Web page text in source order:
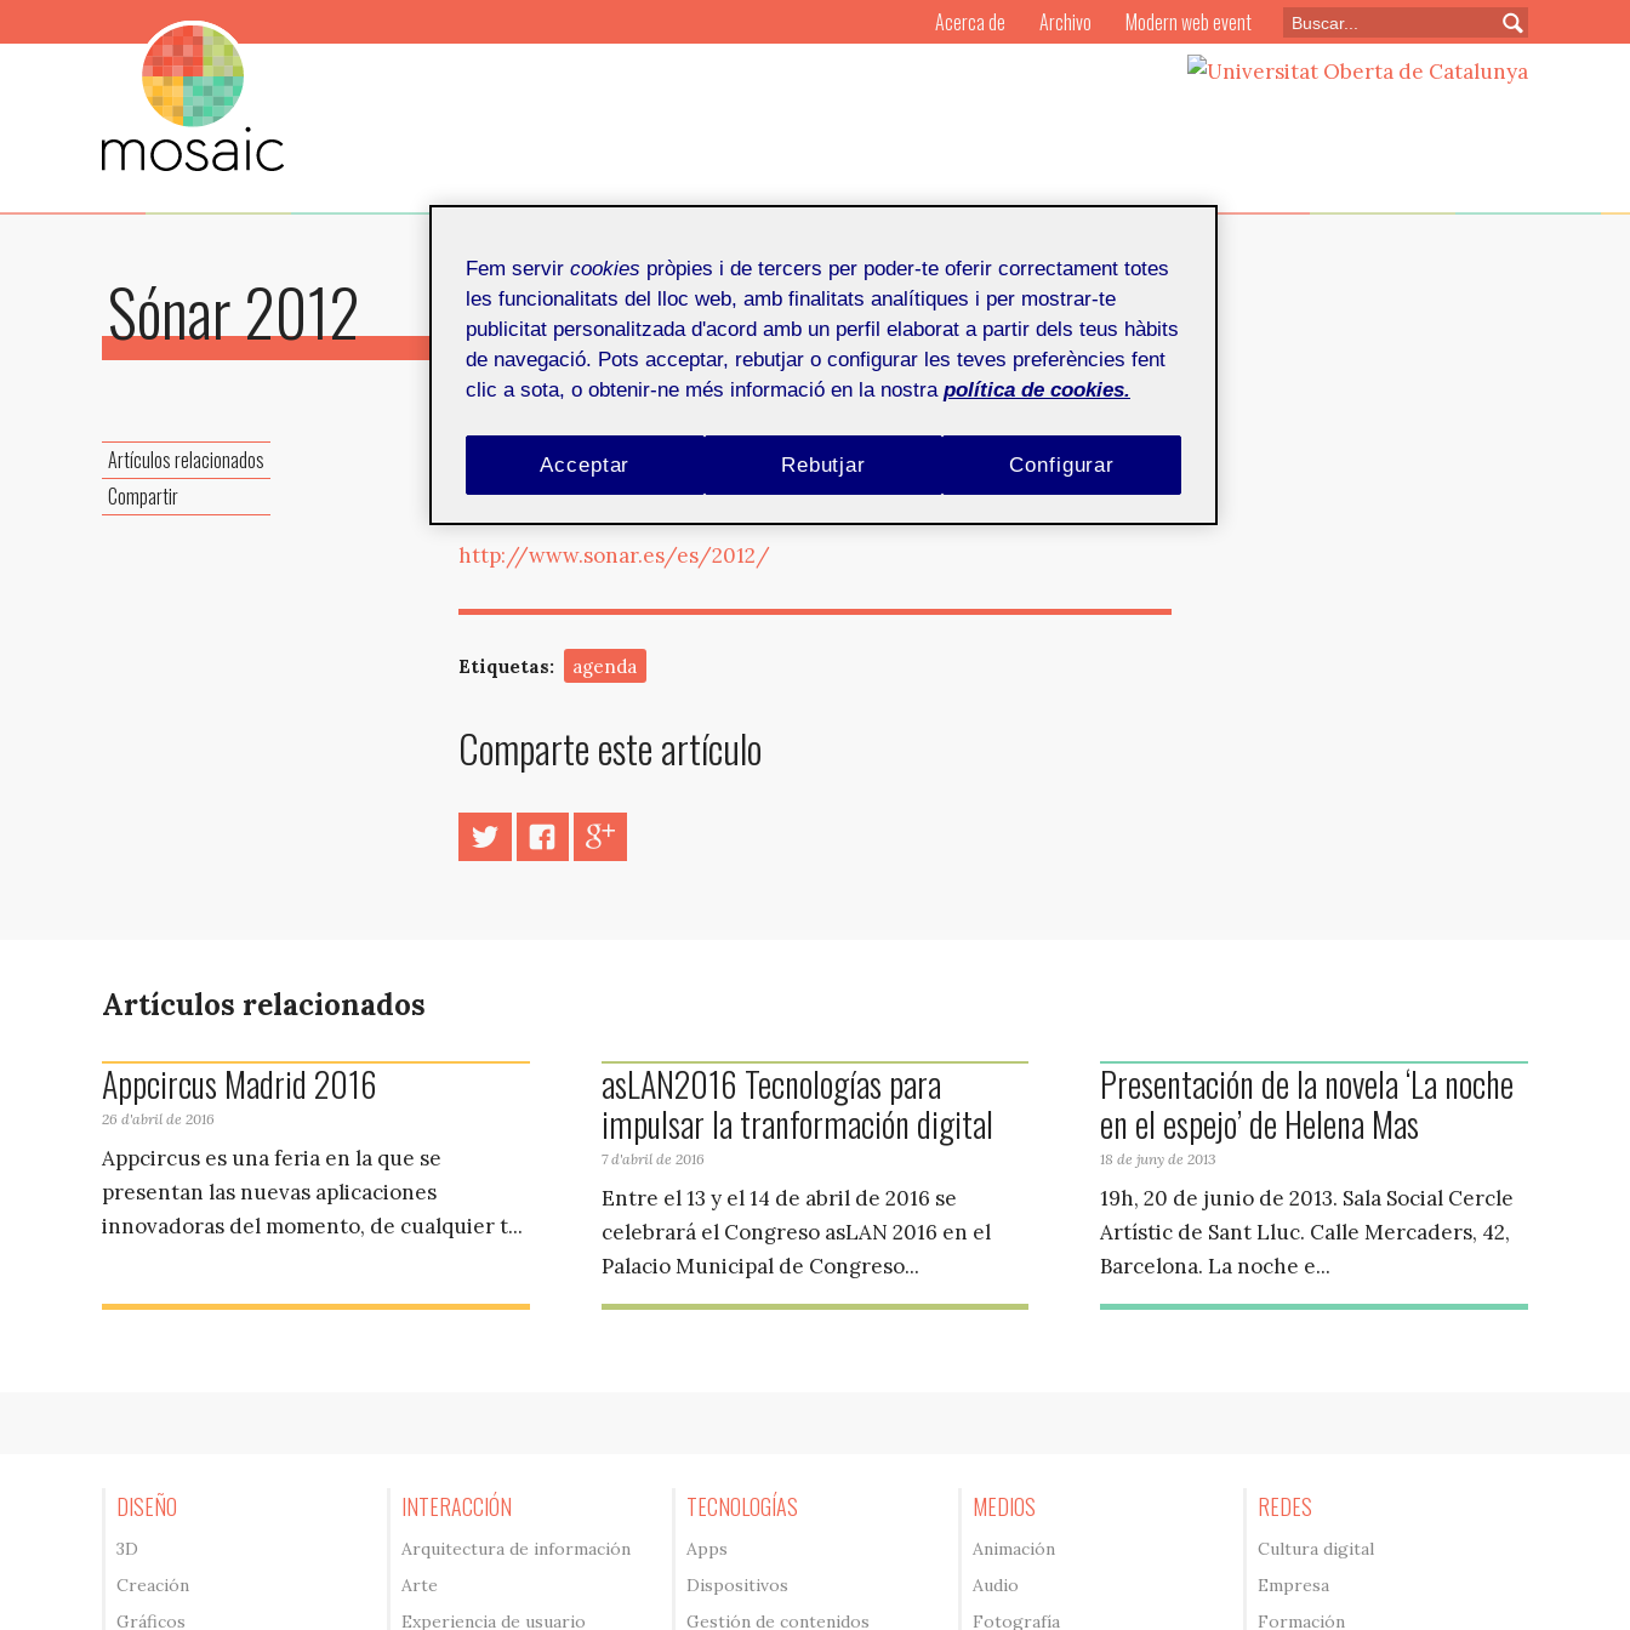
Sónar 2012
Mosaic
Artículos relacionados
Compartir
Del 14 al 16 de junio de 2012
Barcelona, España
http://www.sonar.es/es/2012/
Etiquetas: agenda
Comparte este artículo
Twitter Facebook
Artículos relacionados
Appcircus Madrid 2016
26 d'abril de 2016
Appcircus es una feria en la que se
presentan las nuevas aplicaciones
innovadoras del momento, de cualquier t...
asLAN2016 Tecnologías para
impulsar la tranformación digital
7 d'abril de 2016
Entre el 13 y el 14 de abril de 2016 se
celebrará el Congreso asLAN 2016 en el
Palacio Municipal de Congreso...
Presentación de la novela ‘La noche
en el espejo’ de Helena Mas
18 de juny de 2013
19h, 20 de junio de 2013. Sala Social Cercle
Artístic de Sant Lluc. Calle Mercaders, 42,
Barcelona. La noche e...
DISEÑO
3D
Creación
Gráficos
INTERACCIÓN
Arquitectura de información
Arte
Experiencia de usuario
TECNOLOGÍAS
Apps
Dispositivos
Gestión de contenidos
MEDIOS
Animación
Audio
Fotografía
REDES
Cultura digital
Empresa
Formación
Acerca de Archivo Modern web event
Fem servir cookies pròpies i de tercers per poder-te oferir correctament totes
les funcionalitats del lloc web, amb finalitats analítiques i per mostrar-te
publicitat personalitzada d'acord amb un perfil elaborat a partir dels teus hàbits
de navegació. Pots acceptar, rebutjar o configurar les teves preferències fent
clic a sota, o obtenir-ne més informació en la nostra política de cookies.
Rebutjar
Acceptar Configurar